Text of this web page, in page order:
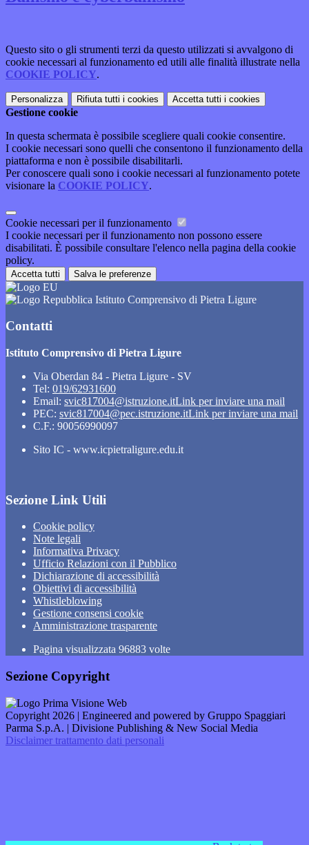
Questo sito o gli strumenti terzi da questo utilizzati si avvalgono di
cookie necessari al funzionamento ed utili alle finalità illustrate nella
COOKIE POLICY.
Personalizza Rifiuta tutti i cookies Accetta tutti i cookies
Gestione cookie
In questa schermata è possibile scegliere quali cookie consentire.
I cookie necessari sono quelli che consentono il funzionamento della
piattaforma e non è possibile disabilitarli.
Per conoscere quali sono i cookie necessari al funzionamento potete
visionare la COOKIE POLICY.
Cookie necessari per il funzionamento
I cookie necessari per il funzionamento non possono essere
disabilitati. È possibile consultare l'elenco nella pagina della cookie
policy.
Accetta tutti Salva le preferenze
Istituto Comprensivo di Pietra Ligure
Contatti
Istituto Comprensivo di Pietra Ligure
Via Oberdan 84 - Pietra Ligure - SV
Tel: 019/62931600
Email: svic817004@istruzione.itLink per inviare una mail
PEC: svic817004@pec.istruzione.itLink per inviare una mail
C.F.: 90056990097
Sito IC - www.icpietraligure.edu.it
Sezione Link Utili
Cookie policy
Note legali
Informativa Privacy
Ufficio Relazioni con il Pubblico
Dichiarazione di accessibilità
Obiettivi di accessibilità
Whistleblowing
Gestione consensi cookie
Amministrazione trasparente
Pagina visualizzata 96883 volte
Sezione Copyright
Copyright 2026 | Engineered and powered by Gruppo Spaggiari
Parma S.p.A. | Divisione Publishing & New Social Media
Disclaimer trattamento dati personali